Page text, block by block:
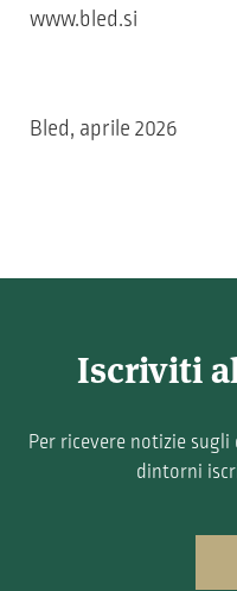
www.bled.si
Bled, aprile 2026
Iscriviti
Per ricevere notizie
dintorni